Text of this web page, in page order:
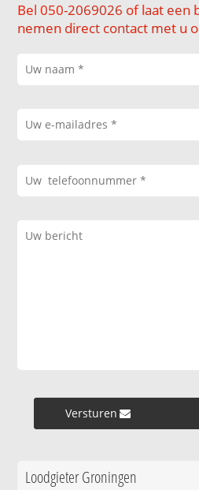
Bel 050-2069026 of laat een
nemen direct contact met u
Versturen »
Loodgieter Groningen